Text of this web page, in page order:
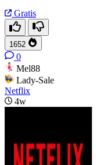
Gratis
1652
0
Mel88
Lady-Sale
Netflix
4w